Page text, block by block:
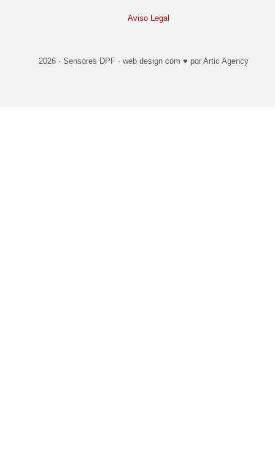
Aviso Legal
2026 · Sensores DPF · web design com ♥️ por Artic Agency